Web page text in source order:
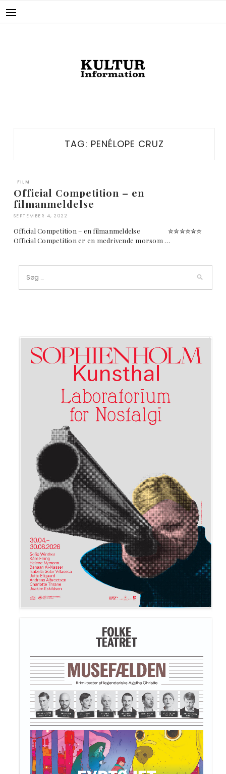
TAG: PENÉLOPE CRUZ
FILM
Official Competition – en
filmanmeldelse
SEPTEMBER 4, 2022
Official Competition – en filmanmeldelse ✮✮✮✮✮✮
Official Competition er en medrivende morsom …